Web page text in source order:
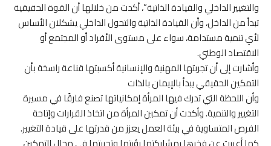
والتغيير الداخلي والقيادة الذاتية”، أكدت من خلالها أن القوة الحقيقية
تبدأ من الداخل، وأن القيادة الذاتية والتحول الداخلي يشكلان الأساس
لأي تنمية مستدامة، سواء على مستوى الأفراد أو المجتمع أو
الاقتصاد الوطني.
وأشارت إلى أن تجربتها المهنية والإنسانية أكسبتها قناعة راسخة بأن
التمكين الحقيقي يبدأ بالإيمان بالذات
وأن اللحظة التي تدرك فيها المرأة إمكانياتها تصنع فارقًا في مسيرة
التغيير والتنمية. وأكدت أن تمكين المرأة من اتخاذ القرارات وإتاحة
الفرص المتساوية في بيئة العمل يعزز من قدرتها على قيادة التغيير.